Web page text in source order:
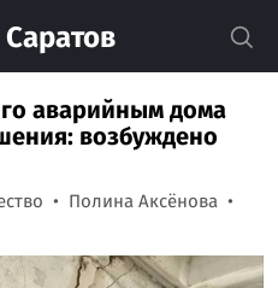
Саратов
аварийным дома
возбуждено
Полина Аксёнова